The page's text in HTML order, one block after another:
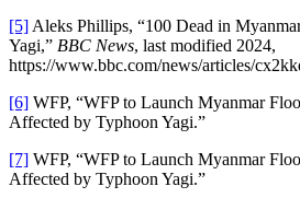
[5] Aleks Phillips, “100 Dead in
Yagi,” BBC News, last modified 2024,
https://www.bbc.com/news/articles/
[6] WFP, “WFP to Launch Myanmar
Affected by Typhoon Yagi.”
[7] WFP, “WFP to Launch Myanmar
Affected by Typhoon Yagi.”